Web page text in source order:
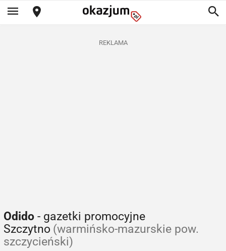
REKLAMA
Odido - gazetki promocyjne
Szczytno (warmińsko-mazurskie pow.
szczycieński)